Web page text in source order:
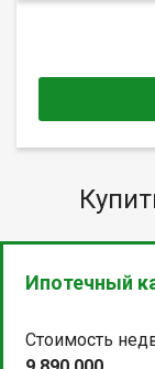
Ипотечный
Стоимость